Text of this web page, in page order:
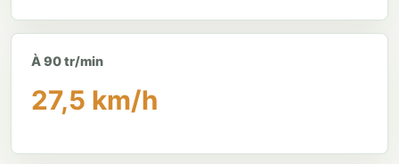
À 90 tr/min
27,5 km/h